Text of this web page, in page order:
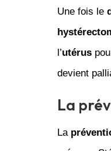
Une fois le
l’utérus
devient
La
La